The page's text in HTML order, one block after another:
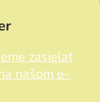
zasielať
našom e-